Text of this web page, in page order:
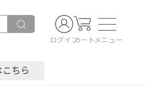
ログインカートメニュー
ちら